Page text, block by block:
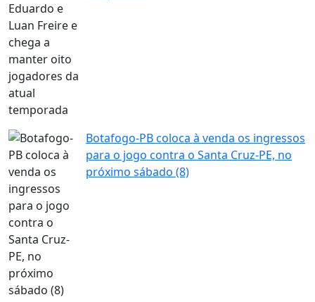
Botafogo-PB coloca à venda os ingressos
para o jogo contra o Santa Cruz-PE, no
próximo sábado (8)